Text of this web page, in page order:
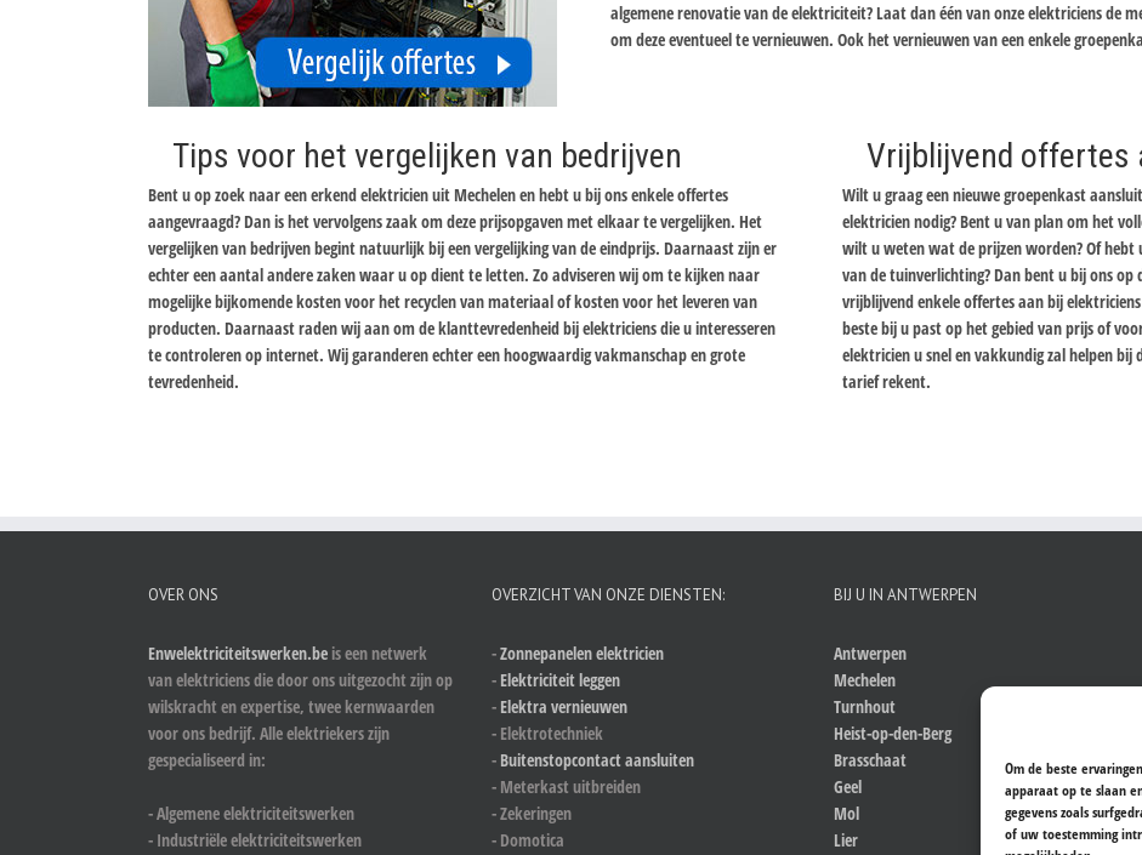
Om de beste
apparaat op te slaan
gegevens zoals
of uw toestemming
algemene renovatie van de elektriciteit? Laat dan één van onze elektriciens de
om deze eventueel te vernieuwen. Ook het vernieuwen van een enkele
Tips voor het vergelijken van bedrijven
Bent u op zoek naar een erkend elektricien uit Mechelen en hebt u bij ons enkele offertes
aangevraagd? Dan is het vervolgens zaak om deze prijsopgaven met elkaar te vergelijken. Het
vergelijken van bedrijven begint natuurlijk bij een vergelijking van de eindprijs. Daarnaast zijn er
echter een aantal andere zaken waar u op dient te letten. Zo adviseren wij om te kijken naar
mogelijke bijkomende kosten voor het recyclen van materiaal of kosten voor het leveren van
producten. Daarnaast raden wij aan om de klanttevredenheid bij elektriciens die u interesseren
te controleren op internet. Wij garanderen echter een hoogwaardig vakmanschap en grote
tevredenheid.
Vrijblijvend offertes
Wilt u graag een nieuwe groepenkast
elektricien nodig? Bent u van plan om het
wilt u weten wat de prijzen worden? Of
van de tuinverlichting? Dan bent u bij ons op
vrijblijvend enkele offertes aan bij
beste bij u past op het gebied van prijs of
elektricien u snel en vakkundig zal helpen
tarief rekent.
OVER ONS
Enwelektriciteitswerken.be is een netwerk
van elektriciens die door ons uitgezocht zijn op
wilskracht en expertise, twee kernwaarden
voor ons bedrijf. Alle elektriekers zijn
gespecialiseerd in:
- Algemene elektriciteitswerken
- Industriële elektriciteitswerken
OVERZICHT VAN ONZE DIENSTEN:
-Zonnepanelen elektricien
- Elektriciteit leggen
- Elektra vernieuwen
- Elektrotechniek
- Buitenstopcontact aansluiten
- Meterkast uitbreiden
- Zekeringen
- Domotica
BIJ U IN ANTWERPEN
Antwerpen
Mechelen
Turnhout
Heist-op-den-Berg
Brasschaat
Geel
Mol
Lier